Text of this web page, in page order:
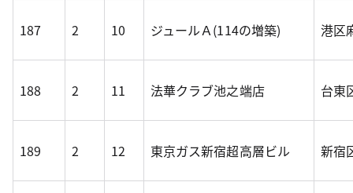
187 2 10 ジュールＡ(114の増築) 港区
188 2 11 法華クラブ池之端店 台東
189 2 12 東京ガス新宿超高層ビル 新宿